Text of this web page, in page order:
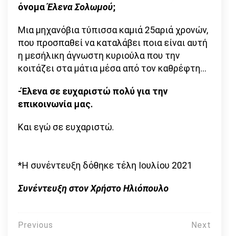
όνομαΈλενα Σολωμού;
Μια μηχανόβια τύπισσα καμιά 25αριά χρονών,
που προσπαθεί να καταλάβει ποια είναι αυτή
η μεσήλικη άγνωστη κυριούλα που την
κοιτάζει στα μάτια μέσα από τον καθρέφτη…
-Έλενα σε ευχαριστώ πολύ για την
επικοινωνία μας.
Και εγώ σε ευχαριστώ.
*Η συνέντευξη δόθηκε τέλη Ιουλίου 2021
Συνέντευξη στον Χρήστο Ηλιόπουλο
Πλοήγηση
Previous Next